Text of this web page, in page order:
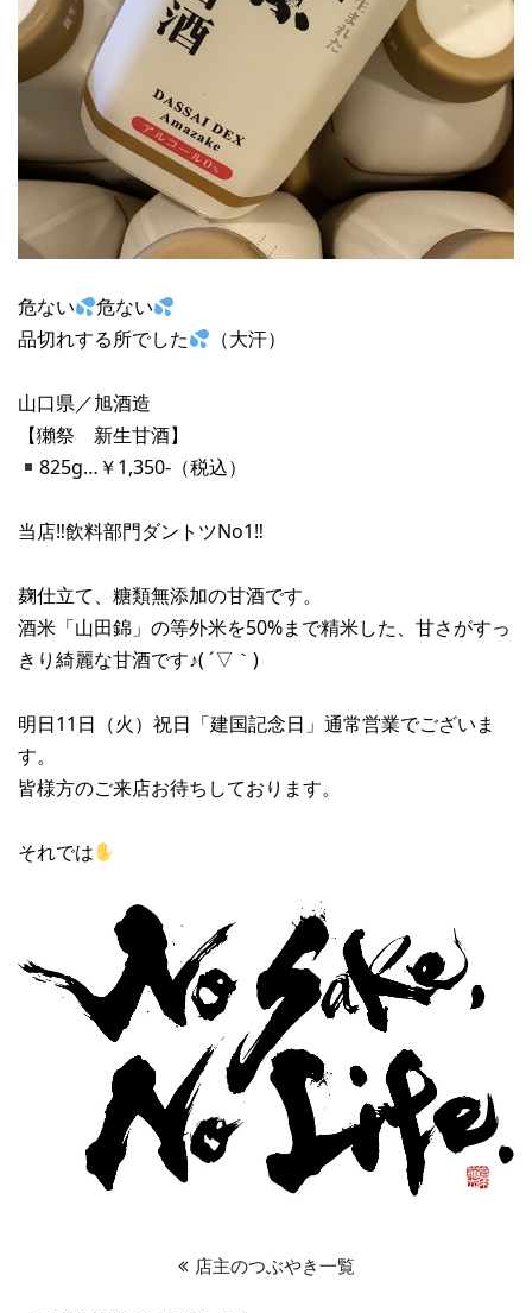
危ない
危ない
品切れする所でした
（大汗）
山口県／旭酒造
【獺祭 新生甘酒】
825g…￥1,350-（税込）
当店‼︎飲料部門ダントツNo1‼︎
麹仕立て、糖類無添加の甘酒です。
酒米「山田錦」の等外米を50%まで精米した、甘さがすっ
きり綺麗な甘酒です♪( ´▽｀)
明日11日（火）祝日「建国記念日」通常営業でございま
す。
皆様方のご来店お待ちしております。
それでは
店主のつぶやき一覧